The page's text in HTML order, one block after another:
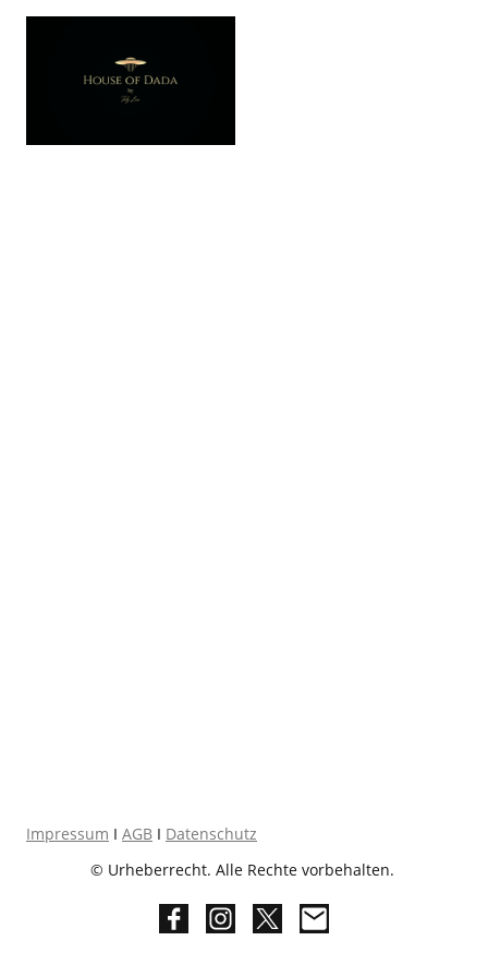
Impressum I AGB I Datenschutz
© Urheberrecht. Alle Rechte vorbehalten.